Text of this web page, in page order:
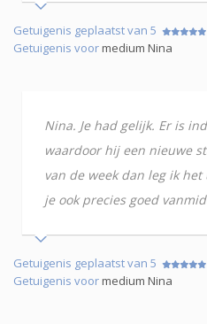
Getuigenis geplaatst van 5
Getuigenis voormedium Nina
Nina. Je had gelijk. Er is
waardoor hij een nieuwe
van de week dan leg ik
je ook precies goed
Getuigenis geplaatst van 5
Getuigenis voormedium Nina